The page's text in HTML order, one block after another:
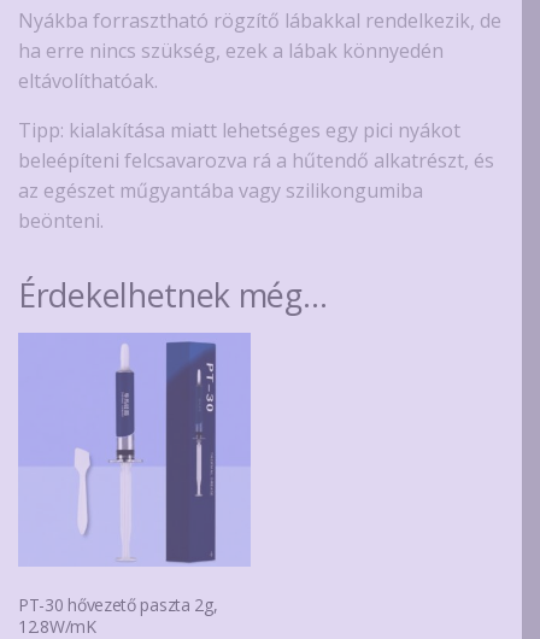
Nyákba forrasztható rögzítő lábakkal rendelkezik, de
ha erre nincs szükség, ezek a lábak könnyedén
eltávolíthatóak.
Tipp: kialakítása miatt lehetséges egy pici nyákot
beleépíteni felcsavarozva rá a hűtendő alkatrészt, és
az egészet műgyantába vagy szilikongumiba
beönteni.
Érdekelhetnek még…
PT-30 hővezető paszta 2g,
12.8W/mK